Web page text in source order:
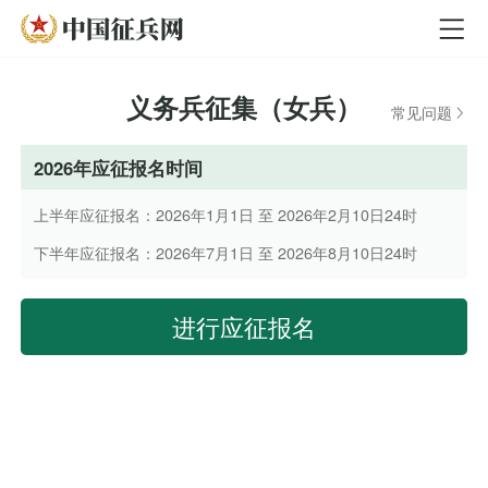
义务兵征集（女兵） 常见问题
2026年应征报名时间
上半年应征报名：2026年1月1日 至 2026年2月10日24时
下半年应征报名：2026年7月1日 至 2026年8月10日24时
进行应征报名